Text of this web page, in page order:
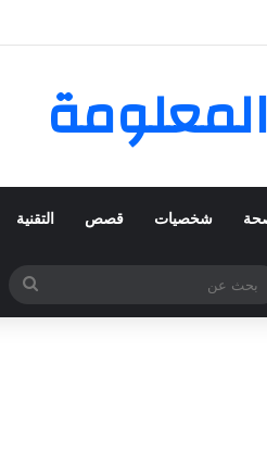
استكشاف رحلة التسوق الذكي.
المعلومة
شخصيات قصص التقنية
عشوائي
بحث
عن